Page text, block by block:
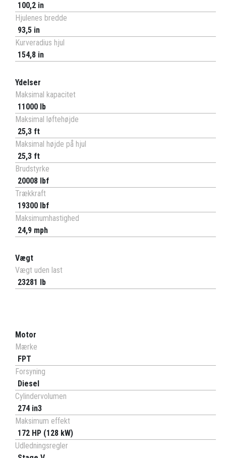
100,2 in
Hjulenes bredde
93,5 in
Kurveradius hjul
154,8 in
Ydelser
Maksimal kapacitet
11000 lb
Maksimal løftehøjde
25,3 ft
Maksimal højde på hjul
25,3 ft
Brudstyrke
20008 lbf
Trækkraft
19300 lbf
Maksimumhastighed
24,9 mph
Vægt
Vægt uden last
23281 lb
Motor
Mærke
FPT
Forsyning
Diesel
Cylindervolumen
274 in3
Maksimum effekt
172 HP (128 kW)
Udledningsregler